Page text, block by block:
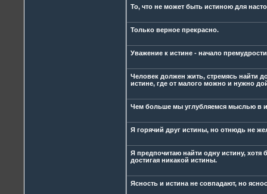
То, что не может быть истиною для
Только верное прекрасно.
Уважение к истине - начало
Человек должен жить, стремясь найти
истине, где от малого можно и нужно
Чем больше мы углубляемся мыслью в
Я горячий друг истины, но отнюдь не
Я предпочитаю найти одну истину,
достигая никакой истины.
Ясность и истина не совпадают, но